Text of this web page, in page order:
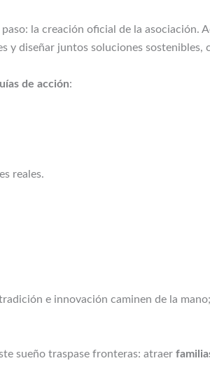
la creación oficial de la
y diseñar juntos soluciones sostenibles,
de acción:
reales.
e innovación caminen de la
sueño traspase fronteras: atraer